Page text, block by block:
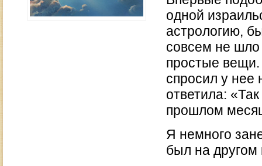
одной
астрологию,
совсем не шло
простые вещи.
спросил у нее
ответила:
прошлом
Я немного
был на другом